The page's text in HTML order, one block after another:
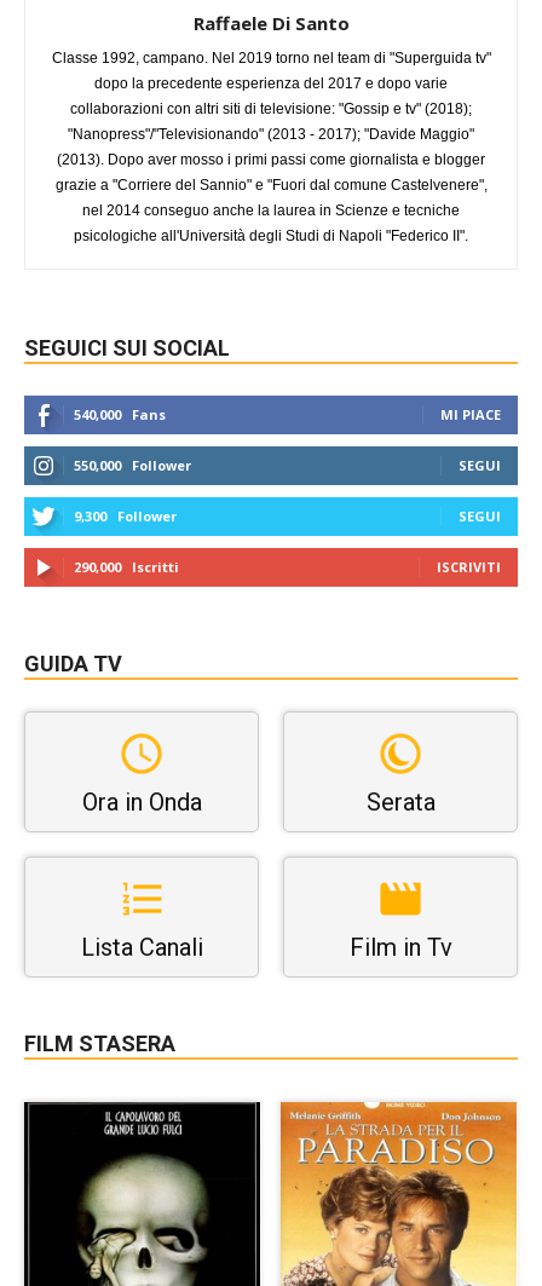
Raffaele Di Santo
Classe 1992, campano. Nel 2019 torno nel team di "Superguida tv"
dopo la precedente esperienza del 2017 e dopo varie
collaborazioni con altri siti di televisione: "Gossip e tv" (2018);
"Nanopress"/"Televisionando" (2013 - 2017); "Davide Maggio"
(2013). Dopo aver mosso i primi passi come giornalista e blogger
grazie a "Corriere del Sannio" e "Fuori dal comune Castelvenere",
nel 2014 conseguo anche la laurea in Scienze e tecniche
psicologiche all'Università degli Studi di Napoli "Federico II".
SEGUICI SUI SOCIAL
540,000 Fans MI PIACE
550,000 Follower SEGUI
9,300 Follower SEGUI
290,000 Iscritti ISCRIVITI
GUIDA TV
Ora in Onda Serata
Lista Canali Film in Tv
FILM STASERA